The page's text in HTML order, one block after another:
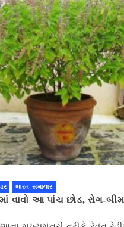
ભારત સમાચાર
વાવો આ પાંચ છોડ, રોગ-